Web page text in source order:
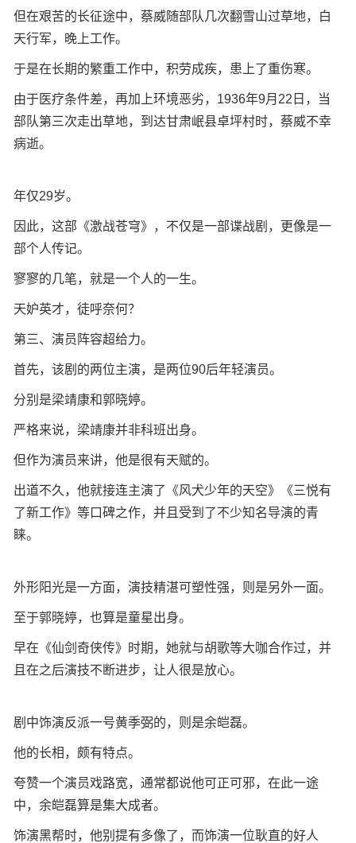
但在艰苦的长征途中，蔡威随部队几次翻雪山过草地，白
天行军，晚上工作。
于是在长期的繁重工作中，积劳成疾，患上了重伤寒。
由于医疗条件差，再加上环境恶劣，1936年9月22日，当
部队第三次走出草地，到达甘肃岷县卓坪村时，蔡威不幸
病逝。
年仅29岁。
因此，这部《激战苍穹》，不仅是一部谍战剧，更像是一
部个人传记。
寥寥的几笔，就是一个人的一生。
天妒英才，徒呼奈何？
第三、演员阵容超给力。
首先，该剧的两位主演，是两位90后年轻演员。
分别是梁靖康和郭晓婷。
严格来说，梁靖康并非科班出身。
但作为演员来讲，他是很有天赋的。
出道不久，他就接连主演了《风犬少年的天空》《三悦有
了新工作》等口碑之作，并且受到了不少知名导演的青
睐。
外形阳光是一方面，演技精湛可塑性强，则是另外一面。
至于郭晓婷，也算是童星出身。
早在《仙剑奇侠传》时期，她就与胡歌等大咖合作过，并
且在之后演技不断进步，让人很是放心。
剧中饰演反派一号黄季弼的，则是余皑磊。
他的长相，颇有特点。
夸赞一个演员戏路宽，通常都说他可正可邪，在此一途
中，余皑磊算是集大成者。
饰演黑帮时，他别提有多像了，而饰演一位耿直的好人